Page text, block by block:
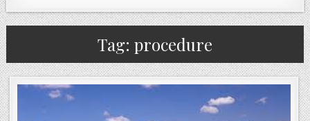
Tag: procedure